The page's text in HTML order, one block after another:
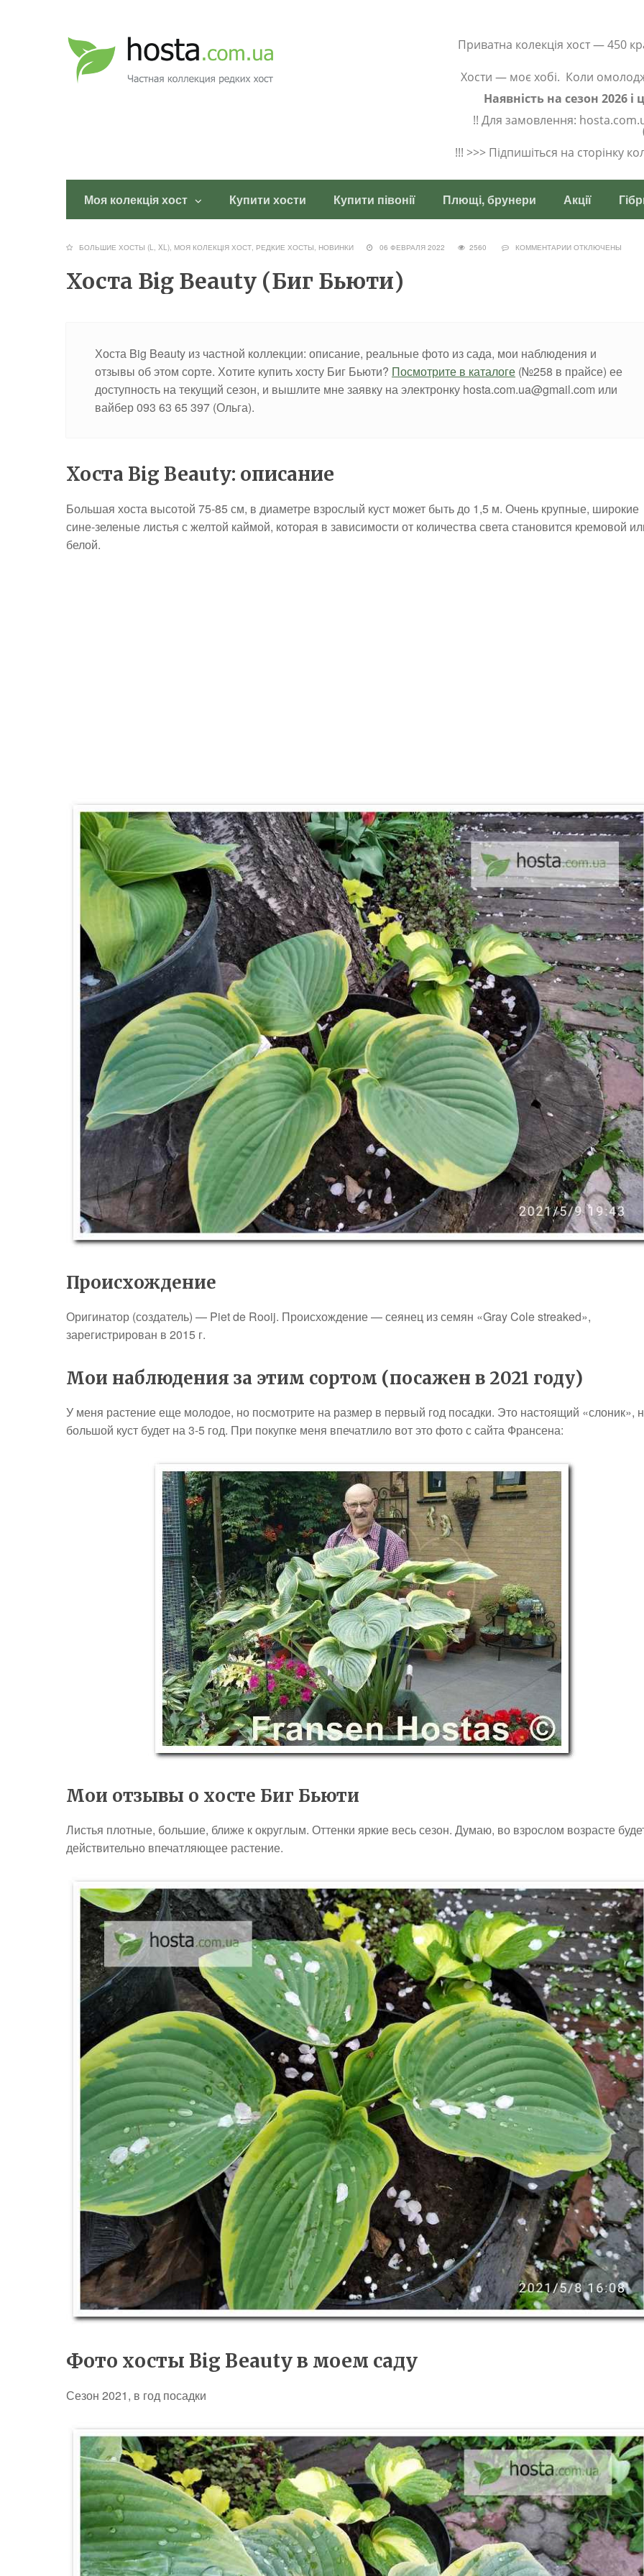
Приватна колекція хост — 450
Хости — моє хобі. Коли
Наявність на сезон 2026
!! Для замовлення:
!!! >>> Підпишіться на сторінку
Моя колекція хост Купити хости Купити півонії Плющі, брунери Акції
БОЛЬШИЕ ХОСТЫ (L, XL), МОЯ КОЛЕКЦІЯ ХОСТ, РЕДКИЕ ХОСТЫ, НОВИНКИ 06 ФЕВРАЛЯ 2022 2560 КОММЕНТАРИИ ОТКЛЮЧЕНЫ
Хоста Big Beauty (Биг Бьюти)
Хоста Big Beauty из частной коллекции: описание, реальные фото из сада, мои наблюдения и
отзывы об этом сорте. Хотите купить хосту Биг Бьюти? Посмотрите в каталоге (№258 в прайсе) ее
доступность на текущий сезон, и вышлите мне заявку на электронку hosta.com.ua@gmail.com или
вайбер 093 63 65 397 (Ольга).
Хоста Big Beauty: описание
Большая хоста высотой 75-85 см, в диаметре взрослый куст может быть до 1,5 м. Очень крупные, широкие
сине-зеленые листья с желтой каймой, которая в зависимости от количества света становится кремовой
белой.
Происхождение
Оригинатор (создатель) — Piet de Rooij. Происхождение — сеянец из семян «Gray Cole streaked»,
зарегистрирован в 2015 г.
Мои наблюдения за этим сортом (посажен в 2021 году)
У меня растение еще молодое, но посмотрите на размер в первый год посадки. Это настоящий «слоник»,
большой куст будет на 3-5 год. При покупке меня впечатлило вот это фото с сайта Франсена:
Мои отзывы о хосте Биг Бьюти
Листья плотные, большие, ближе к округлым. Оттенки яркие весь сезон. Думаю, во взрослом возрасте
действительно впечатляющее растение.
Фото хосты Big Beauty в моем саду
Сезон 2021, в год посадки